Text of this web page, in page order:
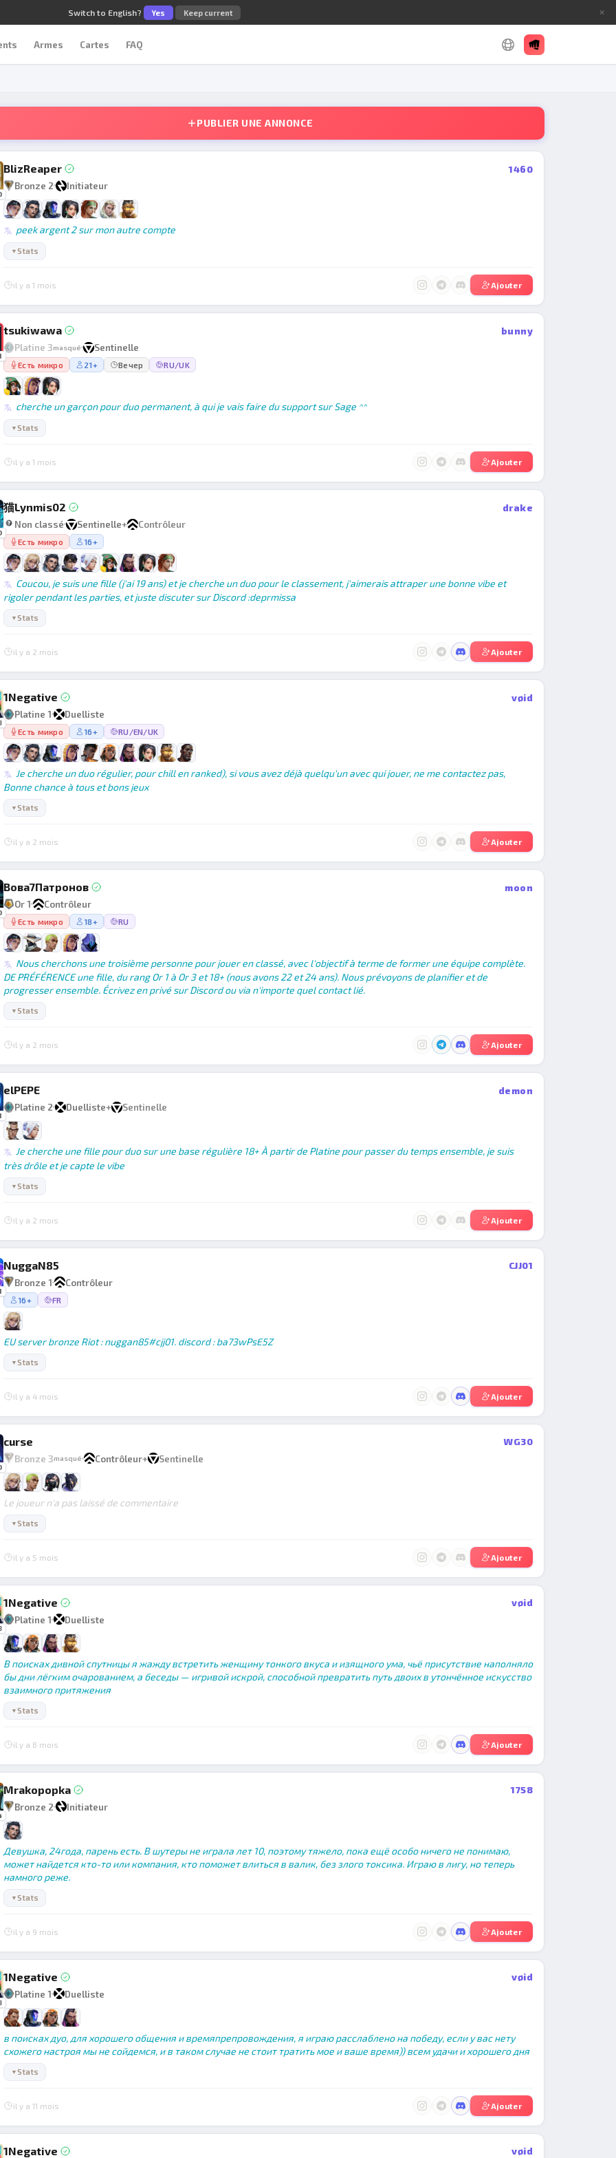
Switch to English? Yes Keep current ✕
Armes Cartes FAQ
PUBLIER UNE ANNONCE
BlizReaper
1460
Bronze 2
Initiateur
peek argent 2 sur mon autre compte
▼Stats
il y a 1 mois Ajouter
tsukiwawa
bunny
Platine 3masqué Sentinelle
Есть микро 21+ Вечер RU/UK
cherche un garçon pour duo permanent, à qui je vais faire du support sur Sage ^^
▼Stats
il y a 1 mois Ajouter
猫Lynmis02
drake
Non classé
Sentinelle+ Contrôleur
Есть микро 16+
Coucou, je suis une fille (j'ai 19 ans) et je cherche un duo pour le classement, j'aimerais attraper une bonne vibe et
rigoler pendant les parties, et juste discuter sur Discord :deprmissa
▼Stats
il y a 2 mois Ajouter
1Negative
vøid
Platine 1
Duelliste
Есть микро 16+ RU/EN/UK
Je cherche un duo régulier, pour chill en ranked), si vous avez déjà quelqu'un avec qui jouer, ne me contactez pas,
Bonne chance à tous et bons jeux
▼Stats
il y a 2 mois Ajouter
Вова7Патронов
moon
Or 1
Contrôleur
Есть микро 18+ RU
Nous cherchons une troisième personne pour jouer en classé, avec l'objectif à terme de former une équipe complète.
DE PRÉFÉRENCE une fille, du rang Or 1 à Or 3 et 18+ (nous avons 22 et 24 ans). Nous prévoyons de planifier et de
progresser ensemble. Écrivez en privé sur Discord ou via n'importe quel contact lié.
▼Stats
il y a 2 mois Ajouter
elPEPE
demon
Platine 2
Duelliste+ Sentinelle
Je cherche une fille pour duo sur une base régulière 18+ À partir de Platine pour passer du temps ensemble, je suis
très drôle et je capte le vibe
▼Stats
il y a 2 mois Ajouter
NuggaN85
CJJ01
Bronze 1
Contrôleur
16+ FR
EU server bronze Riot : nuggan85#cjj01. discord : ba73wPsE5Z
▼Stats
il y a 4 mois Ajouter
curse
WG30
Bronze 3masqué Contrôleur+ Sentinelle
Le joueur n'a pas laissé de commentaire
▼Stats
il y a 5 mois Ajouter
1Negative
vøid
Platine 1
Duelliste
В поисках дивной спутницы я жажду встретить женщину тонкого вкуса и изящного ума, чьё присутствие наполняло
бы дни лёгким очарованием, а беседы — игривой искрой, способной превратить путь двоих в утончённое искусство
взаимного притяжения
▼Stats
il y a 8 mois Ajouter
Mrakopopka
1758
Bronze 2
Initiateur
Девушка, 24года, парень есть. В шутеры не играла лет 10, поэтому тяжело, пока ещё особо ничего не понимаю,
может найдется кто-то или компания, кто поможет влиться в валик, без злого токсика. Играю в лигу, но теперь
намного реже.
▼Stats
il y a 9 mois Ajouter
1Negative
vøid
Platine 1
Duelliste
в поисках дуо, для хорошего общения и времяпрепровождения, я играю расслаблено на победу, если у вас нету
схожего настроя мы не сойдемся, и в таком случае не стоит тратить мое и ваше время)) всем удачи и хорошего дня
▼Stats
il y a 11 mois Ajouter
1Negative vøid